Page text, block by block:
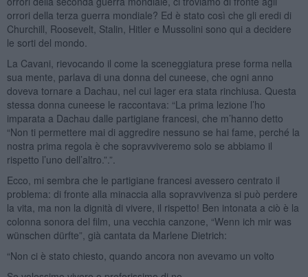
orrori della terza guerra mondiale? Ed è stato così che gli eredi di
Churchill, Roosevelt, Stalin, Hitler e Mussolini sono qui a decidere
le sorti del mondo.
La Cavani, rievocando il come la sceneggiatura prese forma nella
sua mente, parlava di una donna del cuneese, che ogni anno
doveva tornare a Dachau, nel cui lager era stata rinchiusa. Questa
stessa donna cuneese le raccontava: “La prima lezione l’ho
imparata a Dachau dalle partigiane francesi, che m’hanno detto
“Non ti permettere mai di aggredire nessuno se hai fame, perché la
nostra prima regola è che sopravviveremo solo se abbiamo il
rispetto l’uno dell’altro.”.”.
Ecco, mi sembra che le partigiane francesi avessero centrato il
problema: di fronte alla minaccia alla sopravvivenza si può perdere
la vita, ma non la dignità di vivere, il rispetto! Ben intonata a ciò è la
colonna sonora del film, una vecchia canzone, “Wenn ich mir was
wünschen dürfte”, già cantata da Marlene Dietrich:
“Non ci è stato chiesto, quando ancora non avevamo un volto